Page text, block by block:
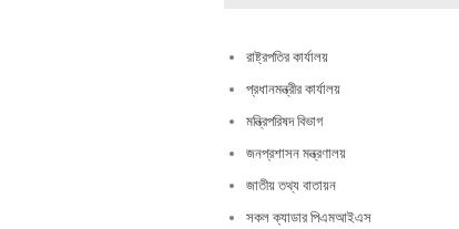
রাষ্ট্রপতির কার্যালয়
প্রধানমন্ত্রীর কার্যালয়
মন্ত্রিপরিষদ বিভাগ
জনপ্রশাসন মন্ত্রণালয়
জাতীয় তথ্য বাতায়ন
সকল ক্যাডার পিএমআইএস